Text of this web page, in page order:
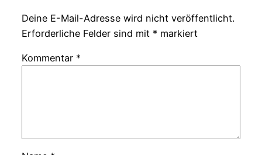
Deine E-Mail-Adresse wird nicht veröffentlicht.
Erforderliche Felder sind mit * markiert
Kommentar *